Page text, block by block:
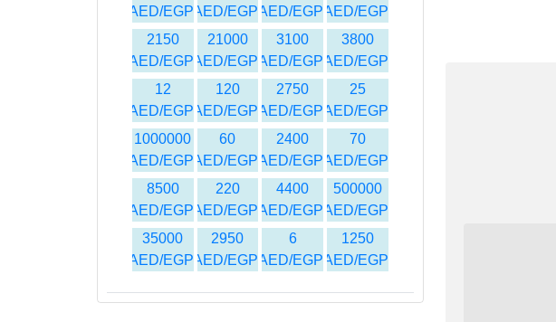
AED/EGP
AED/EGP
AED/EGP
AED/EGP
3800
AED/EGP
3100
AED/EGP
21000
AED/EGP
2150
AED/EGP
25
AED/EGP
2750
AED/EGP
120
AED/EGP
12
AED/EGP
70
AED/EGP
2400
AED/EGP
60
AED/EGP
1000000
AED/EGP
500000
AED/EGP
4400
AED/EGP
220
AED/EGP
8500
AED/EGP
1250
AED/EGP
6
AED/EGP
2950
AED/EGP
35000
AED/EGP